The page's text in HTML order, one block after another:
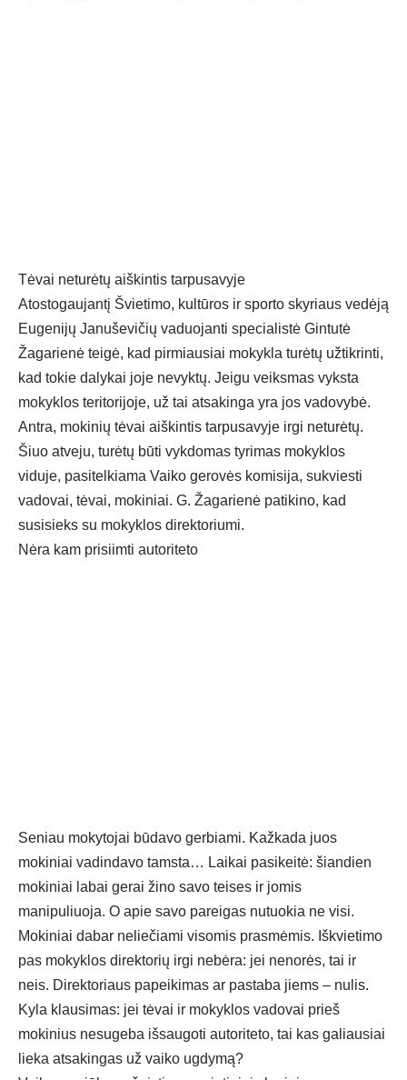
Tėvai neturėtų aiškintis tarpusavyje
Atostogaujantį Švietimo, kultūros ir sporto skyriaus vedėją
Eugenijų Januševičių vaduojanti specialistė Gintutė
Žagarienė teigė, kad pirmiausiai mokykla turėtų užtikrinti,
kad tokie dalykai joje nevyktų. Jeigu veiksmas vyksta
mokyklos teritorijoje, už tai atsakinga yra jos vadovybė.
Antra, mokinių tėvai aiškintis tarpusavyje irgi neturėtų.
Šiuo atveju, turėtų būti vykdomas tyrimas mokyklos
viduje, pasitelkiama Vaiko gerovės komisija, sukviesti
vadovai, tėvai, mokiniai. G. Žagarienė patikino, kad
susisieks su mokyklos direktoriumi.
Nėra kam prisiimti autoriteto
Seniau mokytojai būdavo gerbiami. Kažkada juos
mokiniai vadindavo tamsta… Laikai pasikeitė: šiandien
mokiniai labai gerai žino savo teises ir jomis
manipuliuoja. O apie savo pareigas nutuokia ne visi.
Mokiniai dabar neliečiami visomis prasmėmis. Iškvietimo
pas mokyklos direktorių irgi nebėra: jei nenorės, tai ir
neis. Direktoriaus papeikimas ar pastaba jiems – nulis.
Kyla klausimas: jei tėvai ir mokyklos vadovai prieš
mokinius nesugeba išsaugoti autoriteto, tai kas galiausiai
lieka atsakingas už vaiko ugdymą?